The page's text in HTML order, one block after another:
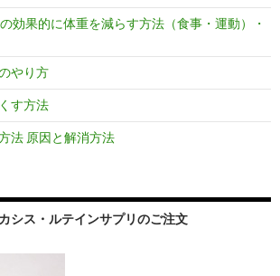
効果的に体重を減らす方法（食事・運動）・
やり方
す方法
法 原因と解消方法
シス・ルテインサプリのご注文